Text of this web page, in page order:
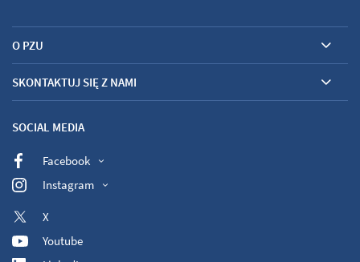
O PZU
SKONTAKTUJ SIĘ Z NAMI
SOCIAL MEDIA
Facebook
Instagram
X
Youtube